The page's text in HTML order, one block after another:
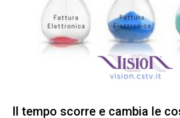
Il tempo scorre e cambia le